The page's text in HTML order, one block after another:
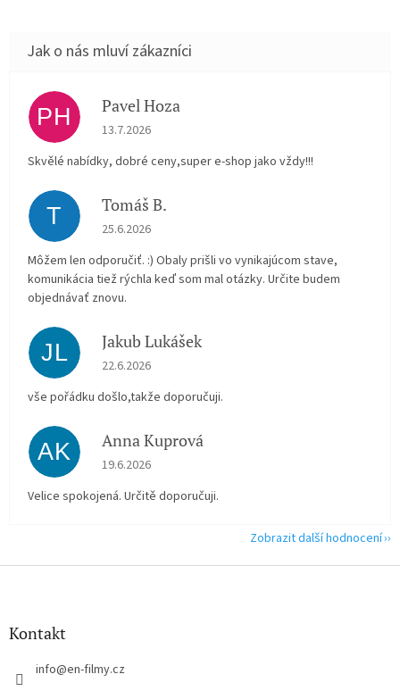
PH Pavel Hoza
Hodnocení obchodu je 5 z 5 hvězdiček.
13.7.2026
Skvělé nabídky, dobré ceny,super e-shop jako vždy!!!
T Tomáš B.
Hodnocení obchodu je 5 z 5 hvězdiček.
25.6.2026
Môžem len odporučiť. :) Obaly prišli vo vynikajúcom stave,
komunikácia tiež rýchla keď som mal otázky. Určite budem
objednávať znovu.
JL Jakub Lukášek
Hodnocení obchodu je 5 z 5 hvězdiček.
22.6.2026
vše pořádku došlo,takže doporučuji.
AK Anna Kuprová
Hodnocení obchodu je 5 z 5 hvězdiček.
19.6.2026
Velice spokojená. Určitě doporučuji.
Zobrazit další hodnocení
Z
Kontakt
info@en-filmy.cz